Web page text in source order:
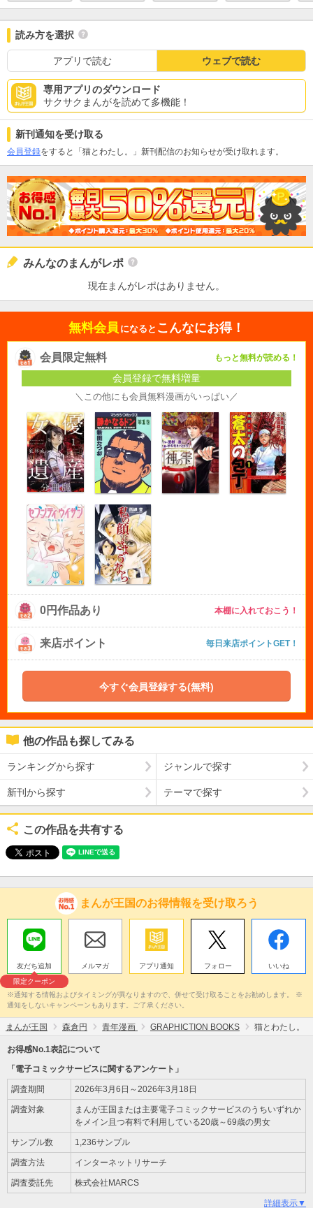
読み方を選択
アプリで読む ウェブで読む
専用アプリのダウンロード
サクサクまんがを読めて多機能！
新刊通知を受け取る
会員登録をすると「猫とわたし。」新刊配信のお知らせが受け取れます。
みんなのまんがレポ
現在まんがレポはありません。
無料会員 になると こんなにお得！
会員限定無料 もっと無料が読める！
会員登録で無料増量
＼この他にも会員無料漫画がいっぱい／
0円作品あり 本棚に入れておこう！
来店ポイント 毎日来店ポイントGET！
今すぐ会員登録する(無料)
他の作品も探してみる
ランキングから探す ジャンルで探す
新刊から探す テーマで探す
この作品を共有する
まんが王国のお得情報を受け取ろう
友だち追加
限定クーポン
メルマガ アプリ通知 フォロー いいね
※通知する情報およびタイミングが異なりますので、併せて受け取ることをお勧めします。 ※
通知をしないキャンペーンもあります。ご了承ください。
まんが王国 森倉円 青年漫画 GRAPHICTION BOOKS 猫とわたし。
お得感No.1表記について
「電子コミックサービスに関するアンケート」
調査期間 2026年3月6日～2026年3月18日
調査対象
まんが王国または主要電子コミックサービスのうちいずれか
をメイン且つ有料で利用している20歳～69歳の男女
サンプル数 1,236サンプル
調査方法 インターネットリサーチ
調査委託先 株式会社MARCS
詳細表示▼